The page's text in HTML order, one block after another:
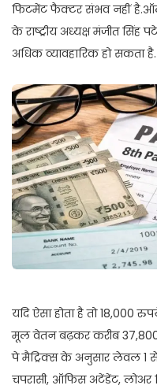
फिटमेंट फैक्टर संभव नहीं
के राष्ट्रीय अध्यक्ष मंजीत
अधिक व्यावहारिक हो सकता है.
यदि ऐसा होता है तो 18,000
मूल वेतन बढ़कर करीब
पे मैट्रिक्स के अनुसार लेवल 1
चपरासी, ऑफिस अटेंडेंट, लोअर